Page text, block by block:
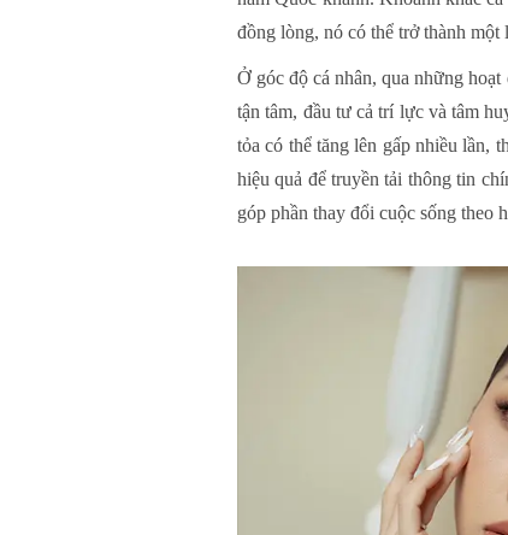
đồng lòng, nó có thể trở thành một
Ở góc độ cá nhân, qua những
tận tâm, đầu tư cả trí lực và tâm
tỏa có thể tăng lên gấp nhiều lần,
hiệu quả để truyền tải thông tin
góp phần thay đổi cuộc sống theo